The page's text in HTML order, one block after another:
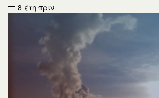
8 έτη πριν